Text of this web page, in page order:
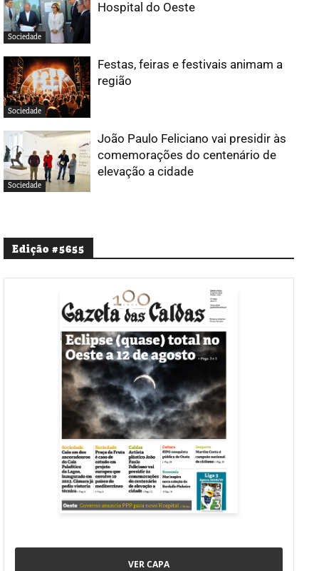
Sociedade
Hospital do Oeste
Sociedade
Festas, feiras e festivais animam a
região
Sociedade
João Paulo Feliciano vai presidir às
comemorações do centenário de
elevação a cidade
Edição #5655
VER CAPA